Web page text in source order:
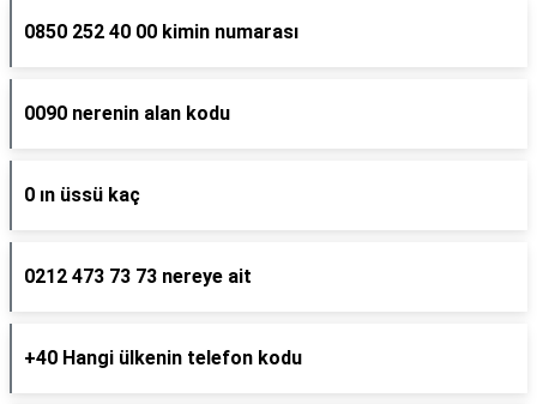
0850 252 40 00 kimin numarası
0090 nerenin alan kodu
0 ın üssü kaç
0212 473 73 73 nereye ait
+40 Hangi ülkenin telefon kodu